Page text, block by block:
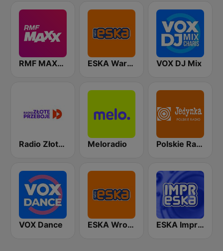
RMF MAXXX ESKA Warszawa VOX DJ Mix
Radio Złote Przeboje Meloradio Polskie Radio Program I (PR1) Jedynka
VOX Dance ESKA Wrocław ESKA Impreska